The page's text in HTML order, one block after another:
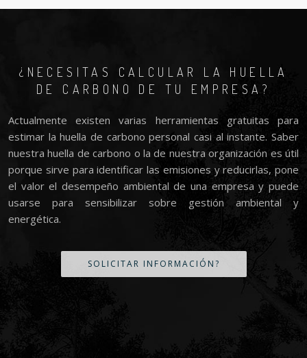
¿NECESITAS CALCULAR LA HUELLA
DE CARBONO DE TU EMPRESA?
Actualmente existen varias herramientas gratuitas para
estimar la huella de carbono personal casi al instante. Saber
nuestra huella de carbono o la de nuestra organización es útil
porque sirve para identificar las emisiones y reducirlas, pone
el valor el desempeño ambiental de una empresa y puede
usarse para sensibilizar sobre gestión ambiental y
energética.
SOLICITAR INFORMACIÓN?